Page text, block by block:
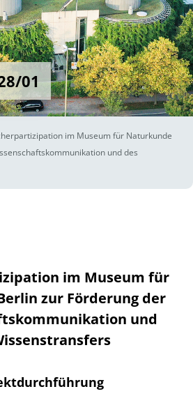
01
im Museum für Naturkunde
und des
im Museum für
zur Förderung der
und